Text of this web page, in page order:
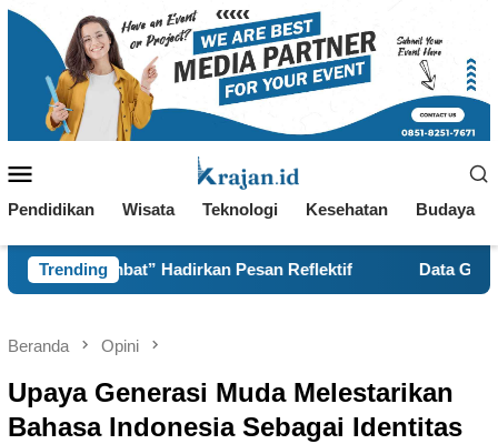
Loncat
Mobile
Pendidikan Wisata Teknologi Kesehatan Budaya
Trending
Hadirkan Pesan Reflektif Data Geospasial dan Masa
Beranda Opini
Upaya Generasi Muda Melestarikan
Bahasa Indonesia Sebagai Identitas